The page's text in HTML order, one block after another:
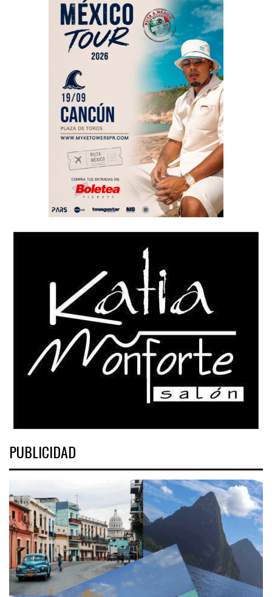
PUBLICIDAD